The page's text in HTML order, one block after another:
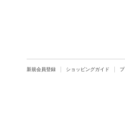
新規会員登録 ショッピングガイド